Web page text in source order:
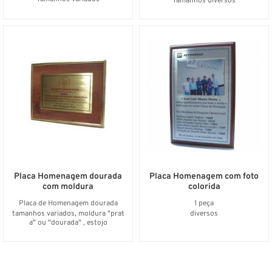
Placa de Homenagem dourada
tamanhos variados, moldura "prat
a" ou "dourada" , estojo
Placa Homenagem dourada
com moldura
1 peça
diversos
Placa Homenagem com foto
colorida